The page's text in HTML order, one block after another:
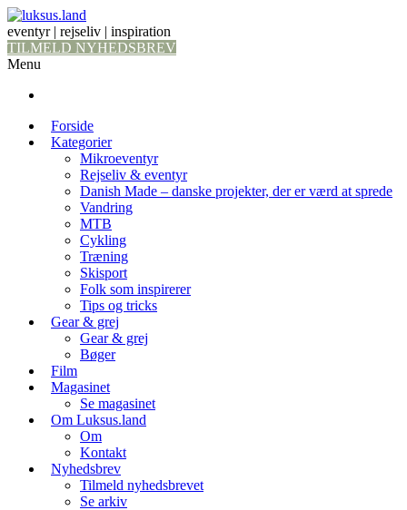
eventyr | rejseliv | inspiration
TILMELD NYHEDSBREV
Menu
Forside
Kategorier
Mikroeventyr
Rejseliv & eventyr
Danish Made – danske projekter, der er værd at sprede
Vandring
MTB
Cykling
Træning
Skisport
Folk som inspirerer
Tips og tricks
Gear & grej
Gear & grej
Bøger
Film
Magasinet
Se magasinet
Om Luksus.land
Om
Kontakt
Nyhedsbrev
Tilmeld nyhedsbrevet
Se arkiv